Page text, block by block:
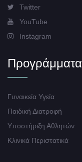
Twitter
YouTube
Instagram
Προγράμματα
Γυναικεία Υγεία
Παιδική Διατροφή
Υποστήριξη Αθλητών
Κλινικά Περιστατικά